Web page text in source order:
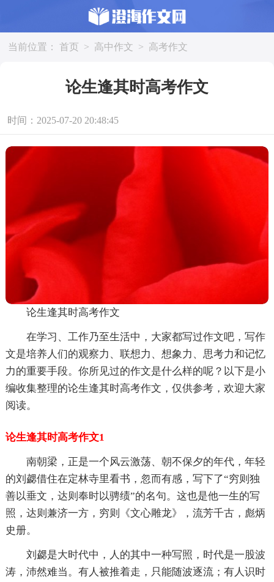
当前位置： 首页 > 高中作文 > 高考作文
论生逢其时高考作文
时间：2025-07-20 20:48:45
论生逢其时高考作文
在学习、工作乃至生活中，大家都写过作文吧，写作
文是培养人们的观察力、联想力、想象力、思考力和记忆
力的重要手段。你所见过的作文是什么样的呢？以下是小
编收集整理的论生逢其时高考作文，仅供参考，欢迎大家
阅读。
论生逢其时高考作文1
南朝梁，正是一个风云激荡、朝不保夕的年代，年轻
的刘勰借住在定林寺里看书，忽而有感，写下了“穷则独
善以垂文，达则奉时以骋绩”的名句。这也是他一生的写
照，达则兼济一方，穷则《文心雕龙》，流芳千古，彪炳
史册。
刘勰是大时代中，人的其中一种写照，时代是一股波
涛，沛然难当。有人被推着走，只能随波逐流；有人识时